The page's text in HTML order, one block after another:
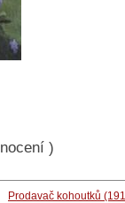
)
Prodavač kohoutků